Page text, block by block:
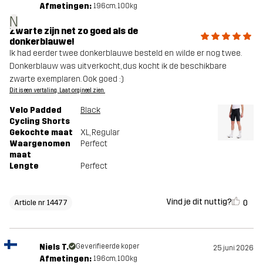
N
Afmetingen: 196cm, 100kg
Zwarte zijn net zo goed als de
donkerblauwe!
Ik had eerder twee donkerblauwe besteld en wilde er nog twee.
Donkerblauw was uitverkocht, dus kocht ik de beschikbare
zwarte exemplaren. Ook goed :)
Dit is een vertaling. Laat orgineel zien.
Velo Padded
Cycling Shorts
Black
Gekochte maat XL, Regular
Waargenomen
maat
Perfect
Lengte Perfect
Article nr 14477 Vind je dit nuttig? 0
Niels T. Geverifieerde koper 25 juni 2026
Afmetingen: 196cm, 100kg